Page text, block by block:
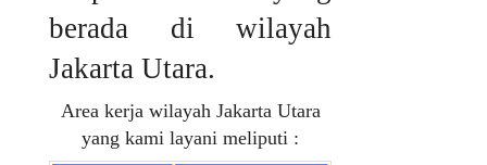
berada di wilayah
Jakarta Utara.
Area kerja wilayah Jakarta Utara
yang kami layani meliputi :